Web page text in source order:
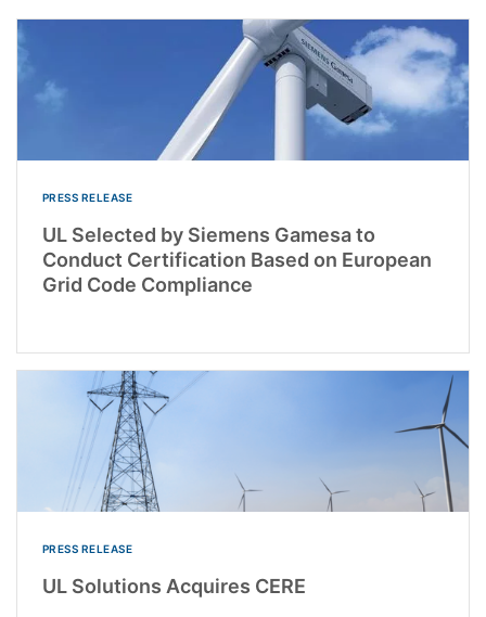
PRESS RELEASE
UL Selected by Siemens Gamesa to
Conduct Certification Based on European
Grid Code Compliance
PRESS RELEASE
UL Solutions Acquires CERE